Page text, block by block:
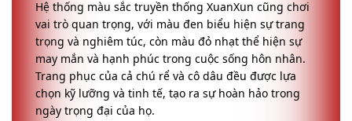
Hệ thống màu sắc truyền thống XuanXun cũng chơi
vai trò quan trọng, với màu đen biểu hiện sự trang
trọng và nghiêm túc, còn màu đỏ nhạt thể hiện sự
may mắn và hạnh phúc trong cuộc sống hôn nhân.
Trang phục của cả chú rể và cô dâu đều được lựa
chọn kỹ lưỡng và tinh tế, tạo ra sự hoàn hảo trong
ngày trọng đại của họ.